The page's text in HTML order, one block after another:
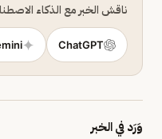
ناقش الخبر مع الذكاء
ChatGPT
وَرَد في الخبر